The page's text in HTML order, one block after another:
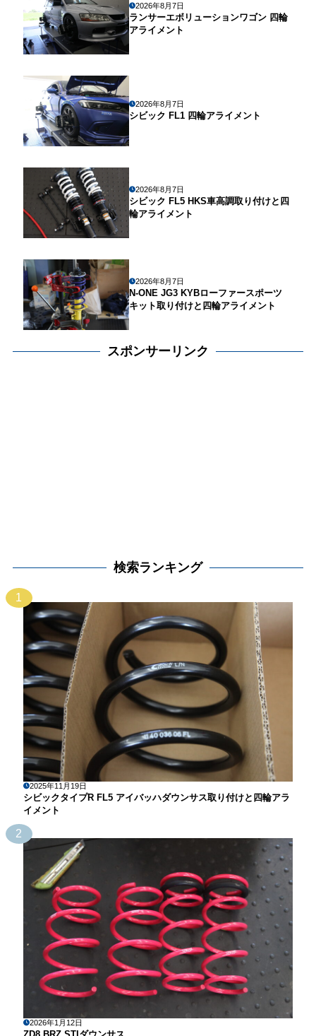
2026年8月7日
ランサーエボリューションワゴン 四輪
アライメント
2026年8月7日
シビック FL1 四輪アライメント
2026年8月7日
シビック FL5 HKS車高調取り付けと四
輪アライメント
2026年8月7日
N-ONE JG3 KYBローファースポーツ
キット取り付けと四輪アライメント
スポンサーリンク
検索ランキング
1
2025年11月19日
シビックタイプR FL5 アイバッハダウンサス取り付けと四輪アラ
イメント
2
2026年1月12日